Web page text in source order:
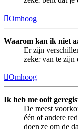
Omhoog
Waarom kan ik niet
Er zijn
zeker van te zijn
Omhoog
Ik heb me ooit
De meest
één of andere
doen ze om de